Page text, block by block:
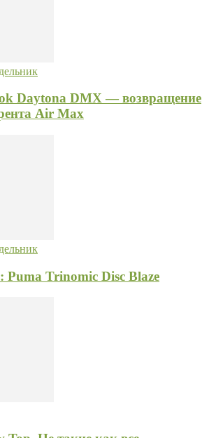
Daytona DMX — возвращение
Air Max
Puma Trinomic Disc Blaze